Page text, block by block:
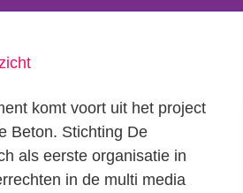
komt voort uit het project
Beton. Stichting De
als eerste organisatie in
in de multi media